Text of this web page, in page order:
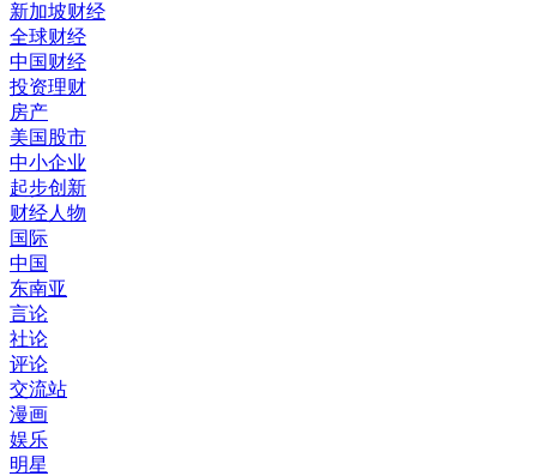
新加坡财经
全球财经
中国财经
投资理财
房产
美国股市
中小企业
起步创新
财经人物
国际
中国
东南亚
言论
社论
评论
交流站
漫画
娱乐
明星